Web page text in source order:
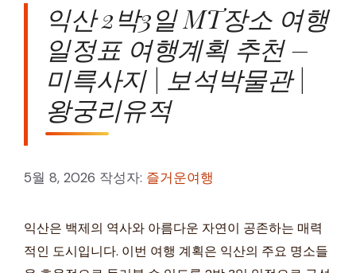
익산 2박3일 MT장소 여행
일정표 여행계획 추천 –
미륵사지 | 보석박물관 |
왕궁리유적
5월 8, 2026 작성자: 즐거운여행
익산은 백제의 역사와 아름다운 자연이 공존하는 매력
적인 도시입니다. 이번 여행 계획은 익산의 주요 명소들